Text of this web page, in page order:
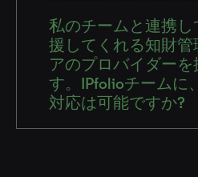
私のチームと連携
援してくれる知財管
アのプロバイダーを
す。IPfolioチームに
対応は可能ですか?